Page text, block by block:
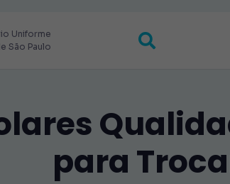
Uniforme
São Paulo
para